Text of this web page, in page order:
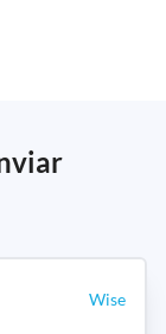
Wise